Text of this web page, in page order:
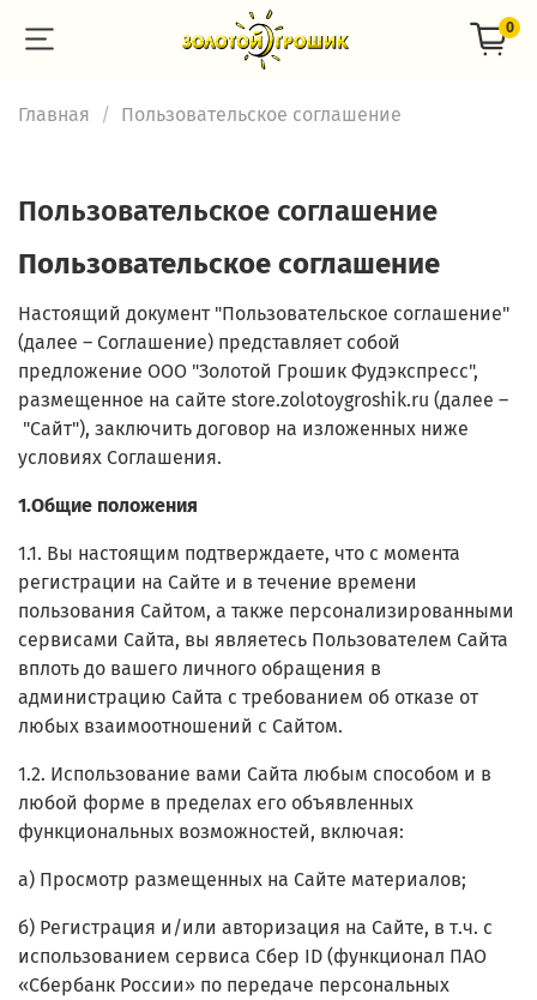
0
Главная Пользовательское соглашение
Пользовательское соглашение
Пользовательское соглашение
Настоящий документ "Пользовательское соглашение"
(далее – Соглашение) представляет собой
предложение ООО "Золотой Грошик Фудэкспресс",
размещенное на сайте store.zolotoygroshik.ru (далее –
"Сайт"), заключить договор на изложенных ниже
условиях Соглашения.
1.Общие положения
1.1. Вы настоящим подтверждаете, что с момента
регистрации на Сайте и в течение времени
пользования Сайтом, а также персонализированными
сервисами Сайта, вы являетесь Пользователем Сайта
вплоть до вашего личного обращения в
администрацию Сайта с требованием об отказе от
любых взаимоотношений с Сайтом.
1.2. Использование вами Сайта любым способом и в
любой форме в пределах его объявленных
функциональных возможностей, включая:
а) Просмотр размещенных на Сайте материалов;
б) Регистрация и/или авторизация на Сайте, в т.ч. с
использованием сервиса Сбер ID (функционал ПАО
«Сбербанк России» по передаче персональных